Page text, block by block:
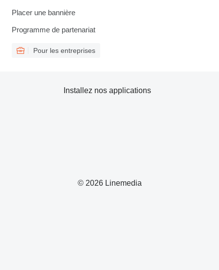
Placer une bannière
Programme de partenariat
Pour les entreprises
© 2026 Linemedia
Installez nos applications